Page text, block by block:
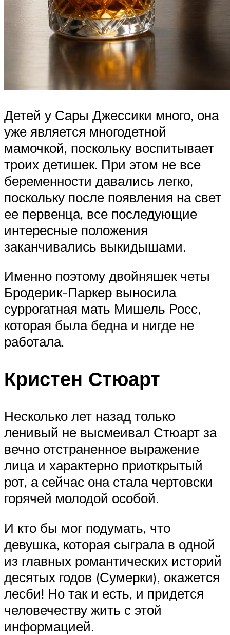
Детей у Сары Джессики много, она
уже является многодетной
мамочкой, поскольку воспитывает
троих детишек. При этом не все
беременности давались легко,
поскольку после появления на свет
ее первенца, все последующие
интересные положения
заканчивались выкидышами.
Именно поэтому двойняшек четы
Бродерик-Паркер выносила
суррогатная мать Мишель Росс,
которая была бедна и нигде не
работала.
Кристен Стюарт
Несколько лет назад только
ленивый не высмеивал Стюарт за
вечно отстраненное выражение
лица и характерно приоткрытый
рот, а сейчас она стала чертовски
горячей молодой особой.
И кто бы мог подумать, что
девушка, которая сыграла в одной
из главных романтических историй
десятых годов (Сумерки), окажется
лесби! Но так и есть, и придется
человечеству жить с этой
информацией.